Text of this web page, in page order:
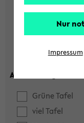
max. Plätze:
Ausstattung:
Grüne Tafel
viel Tafel
Nur
Impressum